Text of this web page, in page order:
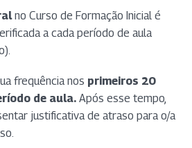
no Curso de Formação Inicial é
a cada período de aula
frequência nos primeiros 20
de aula. Após esse tempo,
justificativa de atraso para o/a